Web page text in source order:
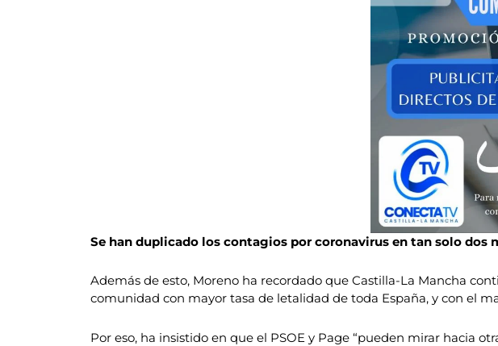
Se han duplicado los contagios por coronavirus en tan solo dos
Además de esto, Moreno ha recordado que Castilla-La Mancha
comunidad con mayor tasa de letalidad de toda España, y con el
Por eso, ha insistido en que el PSOE y Page “pueden mirar hacia